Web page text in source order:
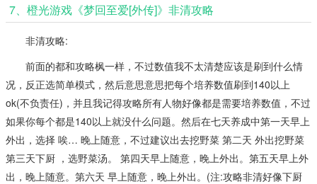
7、橙光游戏《梦回至爱[外传]》非清攻略
非清攻略:
前面的都和攻略枫一样，不过数值我不太清楚应该是刷到什么情
况，反正选简单模式，然后意思意思把每个培养数值刷到140以上
ok(不负责任)，并且我记得攻略所有人物好像都是需要培养数值，不过
如果你每个都是140以上就没什么问题。然后在七天养成中第一天早上
外出，选择 唉… 晚上随意，不过建议出去挖野菜 第二天 外出挖野菜
第三天下厨 ，选野菜汤。 第四天早上随意，晚上外出。第五天早上外
出，晚上随意。第六天 早上随意，晚上外出。(注:攻略非清好像下厨